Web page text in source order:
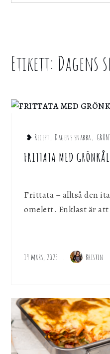
Home
Dagens
Etikett: Dagens
❥ Recept, Dagens snabba ,
FRITTATA MED
Frittata – alltså den
omelett. Enklast är
19 mars, 2026 Kristin
för att webbplatsen ska
information och
statistik. Vi kan inte
Marknadsföring
webbplats kan vi ge dig